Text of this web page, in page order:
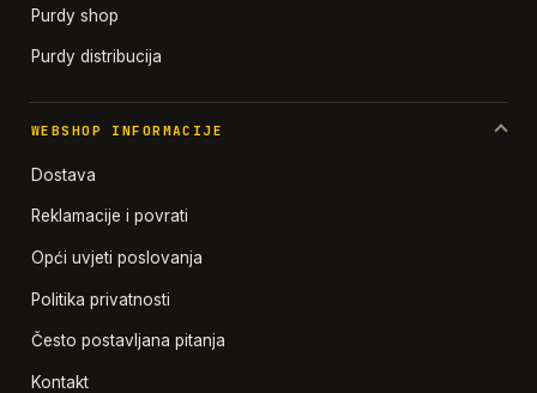
Purdy shop
Purdy distribucija
WEBSHOP INFORMACIJE
Dostava
Reklamacije i povrati
Opći uvjeti poslovanja
Politika privatnosti
Često postavljana pitanja
Kontakt